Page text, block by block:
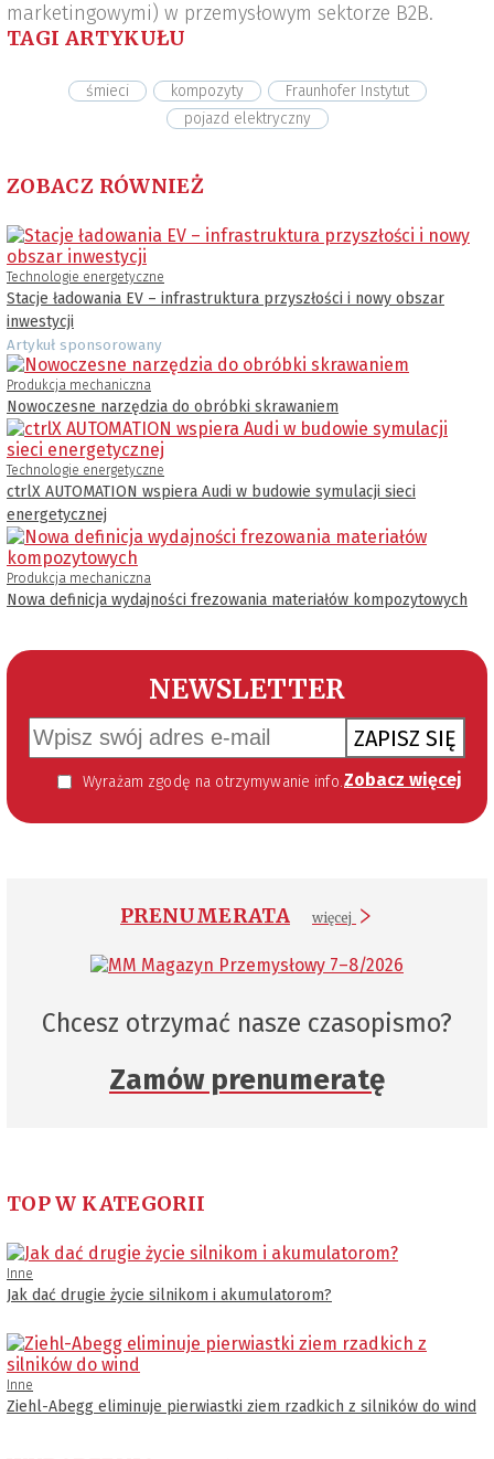
marketingowymi) w przemysłowym sektorze B2B.
TAGI ARTYKUŁU
śmieci kompozyty
Fraunhofer Instytut
pojazd elektryczny
ZOBACZ RÓWNIEŻ
Technologie energetyczne
Stacje ładowania EV – infrastruktura przyszłości i nowy obszar
inwestycji
Artykuł sponsorowany
Produkcja mechaniczna
Nowoczesne narzędzia do obróbki skrawaniem
Technologie energetyczne
ctrlX AUTOMATION wspiera Audi w budowie symulacji sieci
energetycznej
Produkcja mechaniczna
Nowa definicja wydajności frezowania materiałów kompozytowych
NEWSLETTER
ZAPISZ SIĘ
Wyrażam zgodę na otrzymywanie informacji handlowej kierowanej do mnie za pomocą środków komunikacji elektronicznej w szczególności poczty elektronicznej zgodnie z przepisem art. 10 ust 2 ustawy z dnia 18 lipca 2002 roku o świadczeniu usług drogą elektroniczną (Dz. U. 144 z 2002 r. poz. 1204). Zgoda jest dobrowolna, jednak jej wyrażenie jest konieczne, aby otrzymywać newsletter. Zobacz więcej
PRENUMERATA więcej
Chcesz otrzymać nasze czasopismo?
Zamów prenumeratę
TOP W KATEGORII
Inne
Jak dać drugie życie silnikom i akumulatorom?
Inne
Ziehl-Abegg eliminuje pierwiastki ziem rzadkich z silników do wind